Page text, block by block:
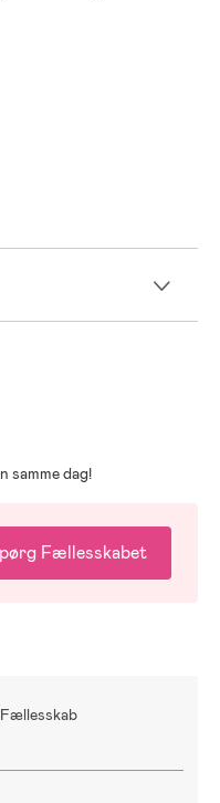
samme dag!
Fællesskabet
Fællesskab